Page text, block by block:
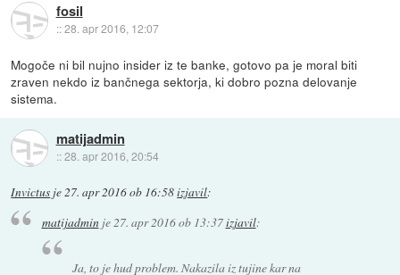
fosil
::28. apr 2016, 12:07
Mogoče ni bil nujno insider iz te banke, gotovo pa je moral biti
zraven nekdo iz bančnega sektorja, ki dobro pozna delovanje
sistema.
matijadmin
::28. apr 2016, 20:54
Invictus je27. apr 2016 ob 16:58izjavil:
matijadminje 27. apr 2016 ob 13:37izjavil:
Ja, to je hud problem. Nakazila iz tujine kar na